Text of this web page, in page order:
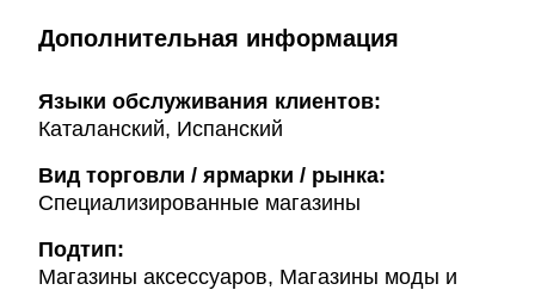
Дополнительная информация
Языки обслуживания клиентов:
Каталанский, Испанский
Вид торговли / ярмарки / рынка:
Специализированные магазины
Подтип:
Магазины аксессуаров, Магазины моды и